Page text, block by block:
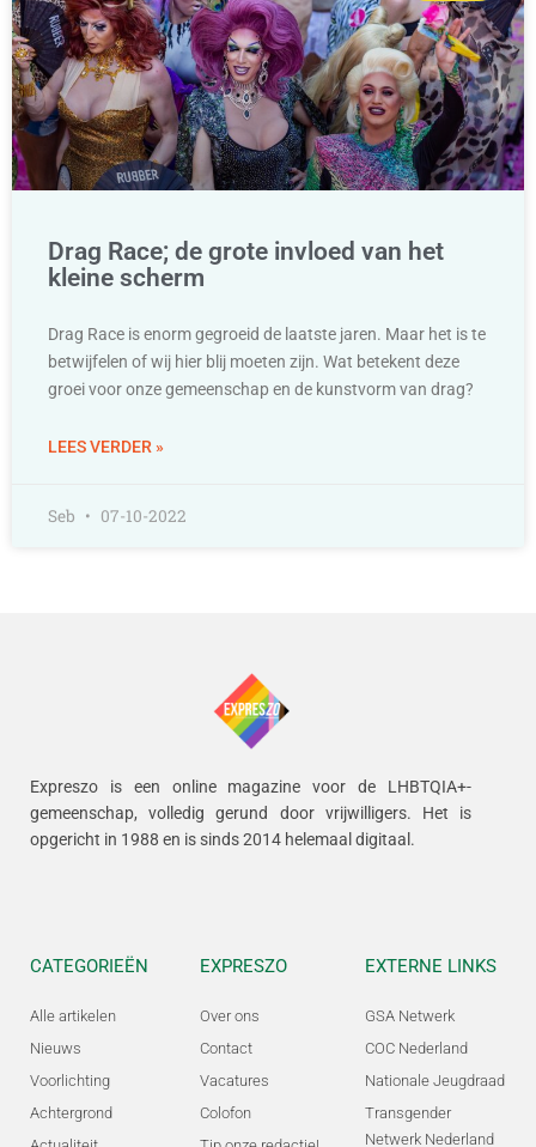
Drag Race; de grote invloed van het
kleine scherm
Drag Race is enorm gegroeid de laatste jaren. Maar het is te
betwijfelen of wij hier blij moeten zijn. Wat betekent deze
groei voor onze gemeenschap en de kunstvorm van drag?
LEES VERDER »
Seb 07-10-2022
Expreszo is een online magazine voor de LHBTQIA+-
gemeenschap, volledig gerund door vrijwilligers. Het is
opgericht in 1988 en is sinds 2014 helemaal digitaal.
CATEGORIEËN
Alle artikelen
Nieuws
Voorlichting
Achtergrond
EXPRESZO
Over ons
Contact
Vacatures
Colofon
EXTERNE LINKS
GSA Netwerk
COC Nederland
Nationale Jeugdraad
Transgender
Netwerk Nederland